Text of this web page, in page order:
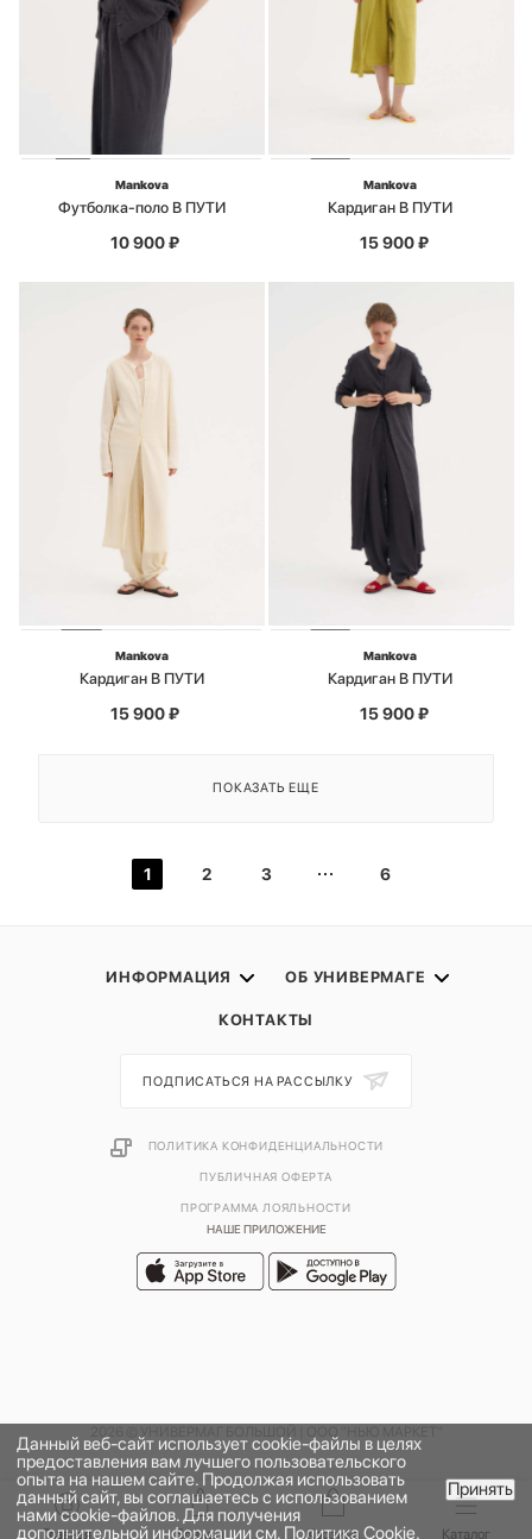
Mankova
Футболка-поло В ПУТИ
10 900₽
Mankova
Кардиган В ПУТИ
15 900₽
Mankova
Кардиган В ПУТИ
15 900₽
Mankova
Кардиган В ПУТИ
15 900₽
ПОКАЗАТЬ ЕЩЕ
1 2 3 6
ИНФОРМАЦИЯ ОБ УНИВЕРМАГЕ
КОНТАКТЫ
НАШЕ ПРИЛОЖЕНИЕ
ПОДПИСАТЬСЯ НА РАССЫЛКУ
ПОЛИТИКА КОНФИДЕНЦИАЛЬНОСТИ
ПУБЛИЧНАЯ ОФЕРТА
ПРОГРАММА ЛОЯЛЬНОСТИ
Данный веб-сайт использует cookie-файлы в целях
предоставления вам лучшего пользовательского
опыта на нашем сайте. Продолжая использовать
данный сайт, вы соглашаетесь с использованием
нами cookie-файлов. Для получения
дополнительной информации см. Политика Cookie.
Принять
Главная Бренды Корзина Каталог